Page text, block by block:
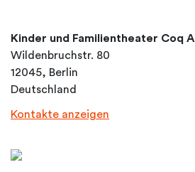
Kinder und Familientheater Coq
Wildenbruchstr. 80
12045, Berlin
Deutschland
Kontakte anzeigen